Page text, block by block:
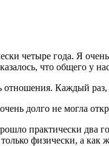
четыре года. Я
что общего у
Каждый
долго не могла
практически
физически, а как